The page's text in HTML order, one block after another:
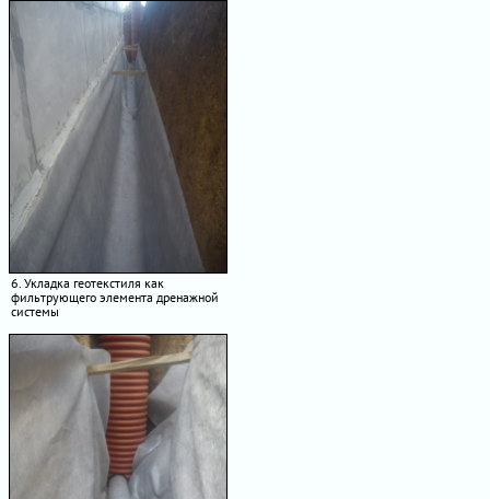
6. Укладка геотекстиля как
фильтрующего элемента дренажной
системы